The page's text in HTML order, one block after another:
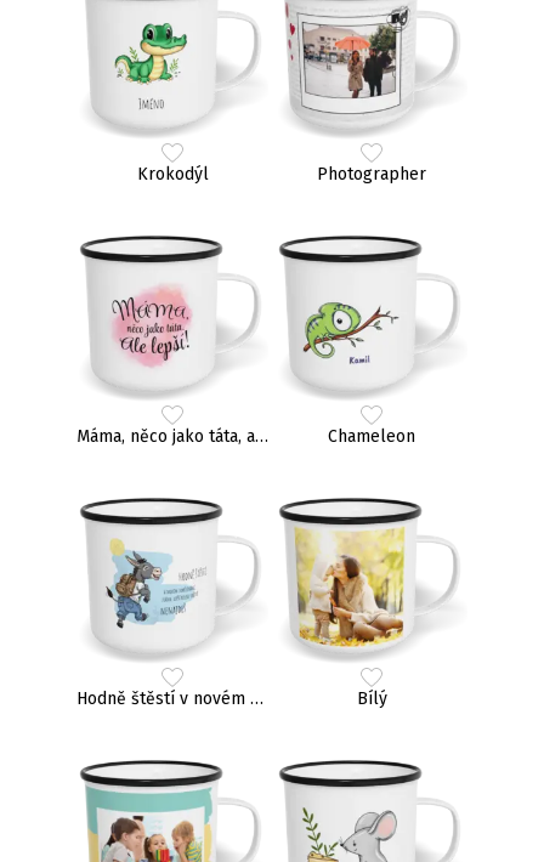
Krokodýl Photographer
Máma, něco jako táta, ale lepší! Chameleon
Hodně štěstí v novém zaměstnání, zrádce Bílý